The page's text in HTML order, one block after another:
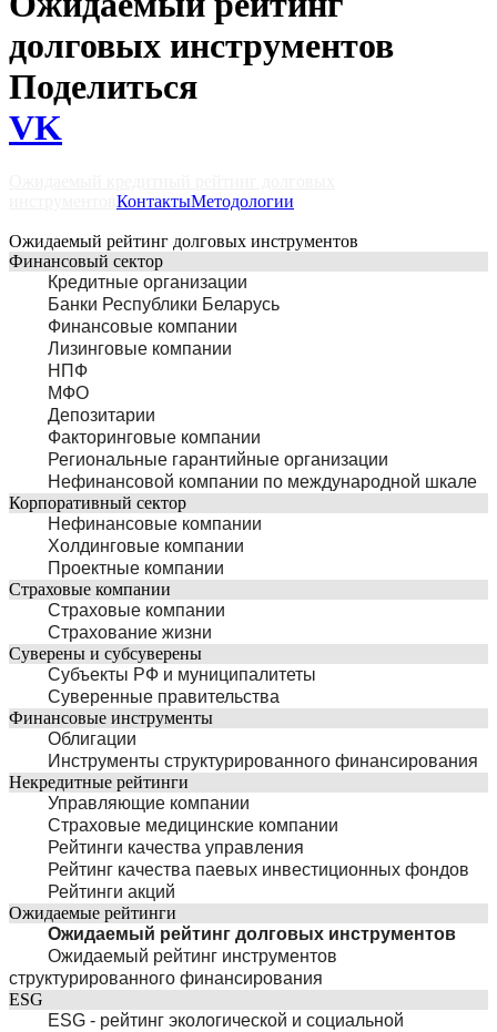
долговых инструментов
Поделиться
VK
КонтактыМетодологии
Ожидаемый рейтинг долговых инструментов
Финансовый сектор
Кредитные организации
Банки Республики Беларусь
Финансовые компании
Лизинговые компании
НПФ
МФО
Депозитарии
Факторинговые компании
Региональные гарантийные организации
Нефинансовой компании по международной шкале
Корпоративный сектор
Нефинансовые компании
Холдинговые компании
Проектные компании
Страховые компании
Страховые компании
Страхование жизни
Суверены и субсуверены
Субъекты РФ и муниципалитеты
Суверенные правительства
Финансовые инструменты
Облигации
Инструменты структурированного финансирования
Некредитные рейтинги
Управляющие компании
Страховые медицинские компании
Рейтинги качества управления
Рейтинг качества паевых инвестиционных фондов
Рейтинги акций
Ожидаемые рейтинги
Ожидаемый рейтинг долговых инструментов
Ожидаемый рейтинг инструментов
структурированного финансирования
ESG
ESG - рейтинг экологической и социальной